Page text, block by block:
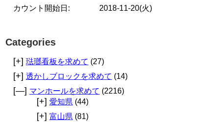
2018-11-20(火)
カウント開始日:
Categories
[+] 琺瑯看板を求めて (27)
[+] 透かしブロックを求めて (14)
[—] マンホールを求めて (2216)
[+] 愛知県 (44)
[+] 富山県 (81)